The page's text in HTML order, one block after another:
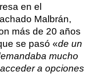
en el
Malbrán,
más de 20 años
se pasó «de un
mucho
a opciones